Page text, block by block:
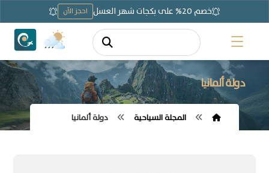
خصم 20% على بكجات شهر العسل احجز الآن
دولة ألمانيا
المجلة السياحية دولة ألمانيا